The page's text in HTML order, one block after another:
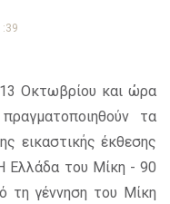
13 Οκτωβρίου και ώρα
τα
εικαστικής έκθεσης
Ελλάδα του Μίκη - 90
τη γέννηση του Μίκη